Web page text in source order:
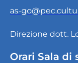
as-
Direzione dott.
Orari Sala di